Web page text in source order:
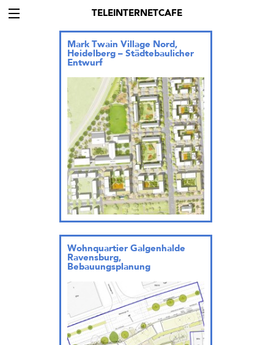
TELEINTERNETCAFE
Mark Twain Village Nord,
Heidelberg – Städtebaulicher
Entwurf
Wohnquartier Galgenhalde
Ravensburg,
Bebauungsplanung